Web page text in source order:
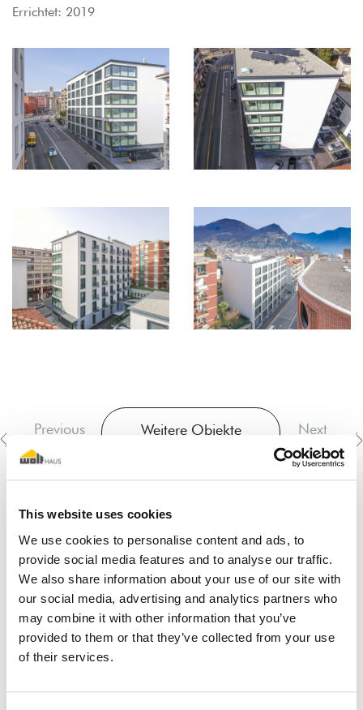
This website uses cookies
We use cookies to personalise content and ads, to
provide social media features and to analyse our traffic.
We also share information about your use of our site with
our social media, advertising and analytics partners who
may combine it with other information that you’ve
provided to them or that they’ve collected from your use
of their services.
Errichtet: 2019
Previous
project
Weitere Objekte
Next
project
Der Traum vom Holz-
Fertigteilhaus
Mehr erfahren